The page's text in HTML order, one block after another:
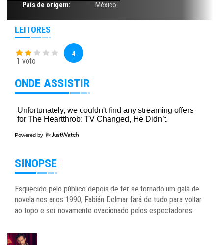
País de origem:
México
LEITORES
1 voto
4
ONDE ASSISTIR
Powered by
SINOPSE
Esquecido pelo público depois de ter se tornado um galã de
novela nos anos 1990, Fabián Delmar fará de tudo para voltar
ao topo e ser novamente ovacionado pelos espectadores.